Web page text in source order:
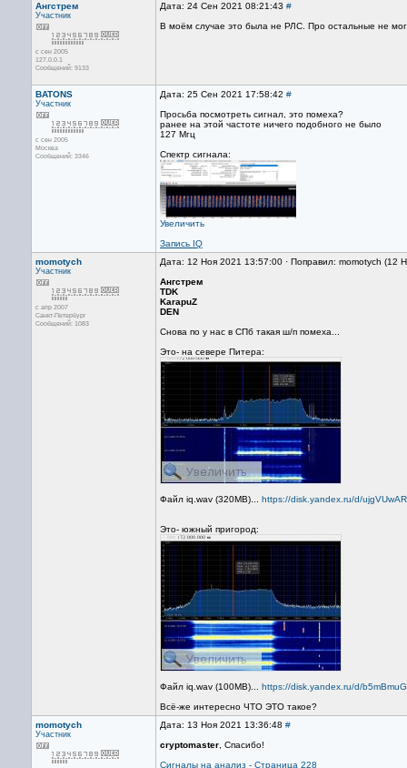
Ангстрем
Участник
с сен 2005
127.0.0.1
Сообщений: 9133
Дата: 24 Сен 2021 08:21:43 #
В моём случае это была не РЛС. Про остальные не
BATONS
Участник
с сен 2005
Москва
Сообщений: 3346
Дата: 25 Сен 2021 17:58:42 #
Просьба посмотреть сигнал, это помеха?
ранее на этой частоте ничего подобного не было
127 Мгц
Спектр сигнала:
Увеличить
Запись IQ
momotych
Участник
с апр 2007
Санкт-Петербург
Сообщений: 1083
Дата: 12 Ноя 2021 13:57:00 · Поправил: momotych (12
Ангстрем
TDK
KarapuZ
DEN
Снова по у нас в СПб такая ш/п помеха...
Это- на севере Питера:
Файл iq.wav (320MB)... https://disk.yandex.ru/d/
Это- южный пригород:
Файл iq.wav (100MB)... https://disk.yandex.ru/d/
Всё-же интересно ЧТО ЭТО такое?
momotych
Участник
Дата: 13 Ноя 2021 13:36:48 #
cryptomaster , Спасибо!
Сигналы на анализ - Страница 228